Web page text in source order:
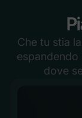
Che tu stia
dove